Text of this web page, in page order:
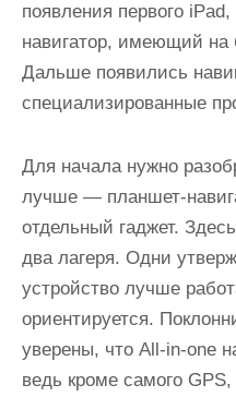
появления первого
навигатор, имеющий на
Дальше появились
специализированные
Для начала нужно
лучше — планшет-
отдельный гаджет.
два лагеря. Одни
устройство лучше
ориентируется.
уверены, что All-in-one
ведь кроме самого